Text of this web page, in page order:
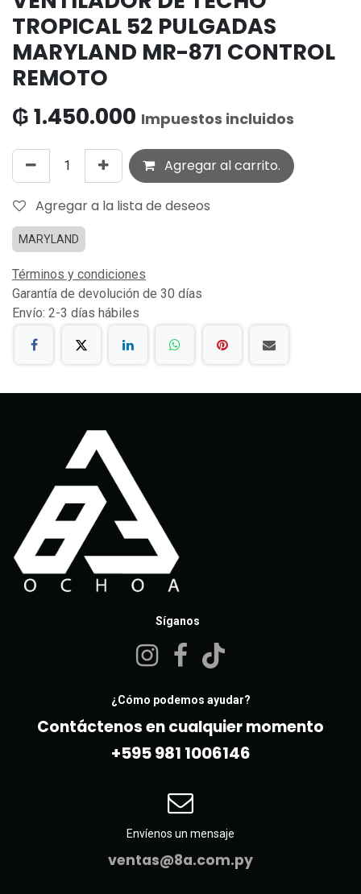
TROPICAL 52 PULGADAS
MARYLAND MR-871 CONTROL
REMOTO
₲1.450.000 Impuestos incluidos
Agregar al carrito.
Agregar a la lista de deseos
MARYLAND
Términos y condiciones
Garantía de devolución de 30 días
Envío: 2-3 días hábiles
Síganos
¿Cómo podemos ayudar?
Contáctenos en cualquier momento
+595 981 10061​46
Envíenos un mensaje
ventas@8a.com.py